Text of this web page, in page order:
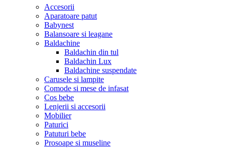
Accesorii
Aparatoare patut
Babynest
Balansoare si leagane
Baldachine
Baldachin din tul
Baldachin Lux
Baldachine suspendate
Carusele si lampite
Comode si mese de infasat
Cos bebe
Lenjerii si accesorii
Mobilier
Paturici
Patuturi bebe
Prosoape si museline